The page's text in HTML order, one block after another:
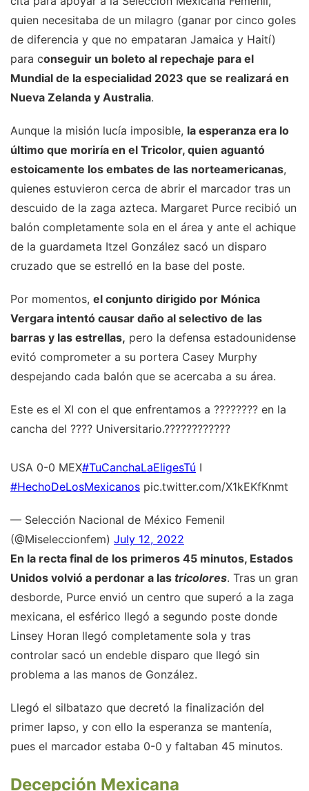
quien necesitaba de un milagro (ganar por cinco goles
de diferencia y que no empataran Jamaica y Haití)
para conseguir un boleto al repechaje para el
Mundial de la especialidad 2023 que se realizará en
Nueva Zelanda y Australia.
Aunque la misión lucía imposible, la esperanza era lo
último que moriría en el Tricolor, quien aguantó
estoicamente los embates de las norteamericanas,
quienes estuvieron cerca de abrir el marcador tras un
descuido de la zaga azteca. Margaret Purce recibió un
balón completamente sola en el área y ante el achique
de la guardameta Itzel González sacó un disparo
cruzado que se estrelló en la base del poste.
Por momentos, el conjunto dirigido por Mónica
Vergara intentó causar daño al selectivo de las
barras y las estrellas, pero la defensa estadounidense
evitó comprometer a su portera Casey Murphy
despejando cada balón que se acercaba a su área.
Este es el XI con el que enfrentamos a ???????? en la
cancha del ????️ Universitario.????????????
USA 0-0 MEX#TuCanchaLaEligesTú I
#HechoDeLosMexicanos pic.twitter.com/X1kEKfKnmt
— Selección Nacional de México Femenil
(@Miseleccionfem) July 12, 2022
En la recta final de los primeros 45 minutos, Estados
Unidos volvió a perdonar a las tricolores. Tras un gran
desborde, Purce envió un centro que superó a la zaga
mexicana, el esférico llegó a segundo poste donde
Linsey Horan llegó completamente sola y tras
controlar sacó un endeble disparo que llegó sin
problema a las manos de González.
Llegó el silbatazo que decretó la finalización del
primer lapso, y con ello la esperanza se mantenía,
pues el marcador estaba 0-0 y faltaban 45 minutos.
Decepción Mexicana